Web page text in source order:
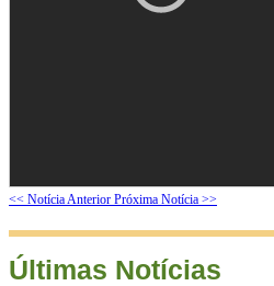
<< Notícia Anterior Próxima Notícia >>
Últimas Notícias